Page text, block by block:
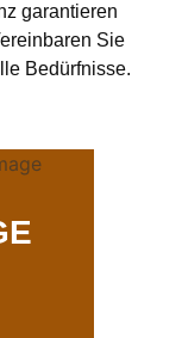
garantieren
Sie
Bedürfnisse.